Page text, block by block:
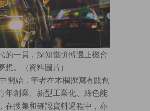
的一員，深知當拚搏遇上機會
想。（資料圖片）
開始，筆者在本欄撰寫有關創
年創業、新型工業化、綠色能
在搜集和確認資料過程中，亦